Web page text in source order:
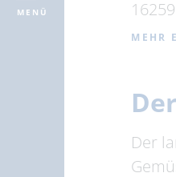
MENÜ
MEHR
Der